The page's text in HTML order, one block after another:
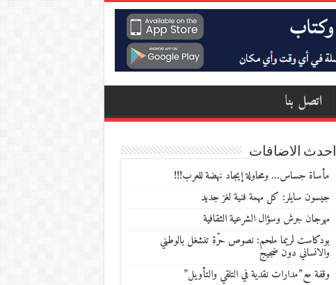
اتصل بنا
احدث الاضافات
مأساة جساس… ومحاولة إيجاد نهضة للعرب!!!
جيسون سايلر: كل مهمة فنية لغز جديد
مهرجان جرش وسؤال الشرعية الثقافية
بودكاست لريما ملحم: نصوص حرّة تنشغل بالوطني
والانساني دون ضجيج
وقفة مع”مدارات نقدية في التلقي والتأويل”